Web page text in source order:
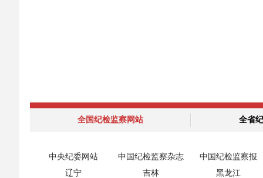
全国纪检监察网站 全省
中央纪委网站 中国纪检监察杂志
中国纪检监察报
辽宁
吉林
黑龙江